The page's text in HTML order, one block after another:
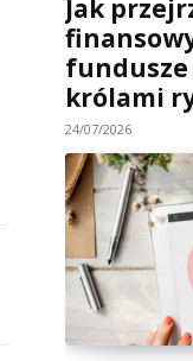
Jak
fundusze
królami
24/07/2026